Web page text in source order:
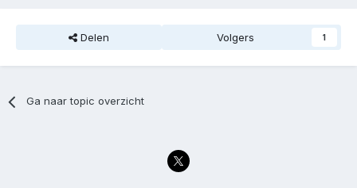
Delen Volgers 1
Ga naar topic overzicht